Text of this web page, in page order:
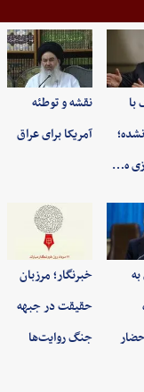
ه…
نقشه و توطئه
آمریکا برای عراق
خبرنگار؛ مرزبان
حقیقت در جبهه
جنگ روایت‌ها